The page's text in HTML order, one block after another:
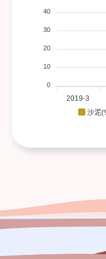
沙泥
2019-3
40
30
20
10
0